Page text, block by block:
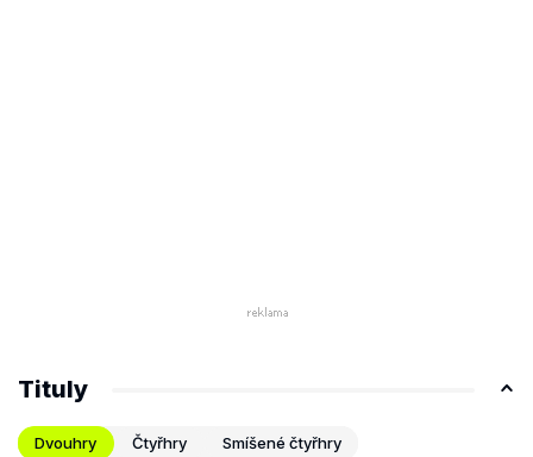
Tituly
Dvouhry Čtyřhry Smíšené čtyřhry